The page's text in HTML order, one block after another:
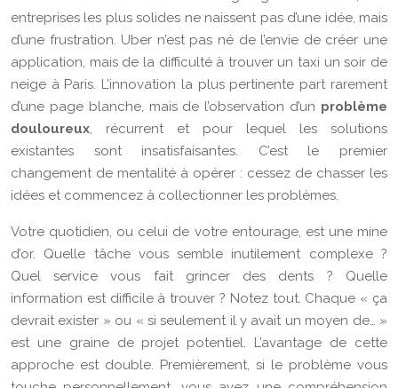
entreprises les plus solides ne naissent pas d’une idée, mais
d’une frustration. Uber n’est pas né de l’envie de créer une
application, mais de la difficulté à trouver un taxi un soir de
neige à Paris. L’innovation la plus pertinente part rarement
d’une page blanche, mais de l’observation d’un problème
douloureux, récurrent et pour lequel les solutions
existantes sont insatisfaisantes. C’est le premier
changement de mentalité à opérer : cessez de chasser les
idées et commencez à collectionner les problèmes.
Votre quotidien, ou celui de votre entourage, est une mine
d’or. Quelle tâche vous semble inutilement complexe ?
Quel service vous fait grincer des dents ? Quelle
information est difficile à trouver ? Notez tout. Chaque « ça
devrait exister » ou « si seulement il y avait un moyen de… »
est une graine de projet potentiel. L’avantage de cette
approche est double. Premièrement, si le problème vous